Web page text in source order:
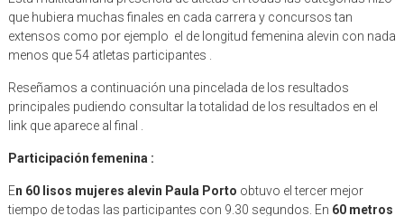
que hubiera muchas finales en cada carrera y concursos tan
extensos como por ejemplo el de longitud femenina alevin con nada
menos que 54 atletas participantes .
Reseñamos a continuación una pincelada de los resultados
principales pudiendo consultar la totalidad de los resultados en el
link que aparece al final .
Participación femenina :
En 60 lisos mujeres alevin Paula Porto obtuvo el tercer mejor
tiempo de todas las participantes con 9.30 segundos. En 60 metros